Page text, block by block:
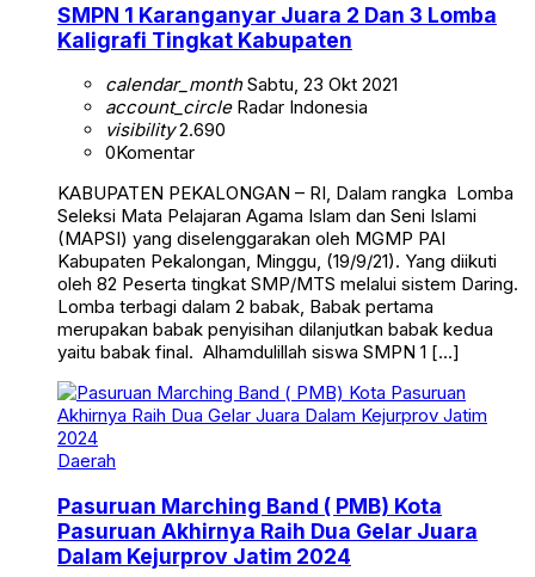
SMPN 1 Karanganyar Juara 2 Dan 3 Lomba
Kaligrafi Tingkat Kabupaten
calendar_monthSabtu, 23 Okt 2021
account_circleRadar Indonesia
visibility2.690
0Komentar
KABUPATEN PEKALONGAN – RI, Dalam rangka Lomba
Seleksi Mata Pelajaran Agama Islam dan Seni Islami
(MAPSI) yang diselenggarakan oleh MGMP PAI
Kabupaten Pekalongan, Minggu, (19/9/21). Yang diikuti
oleh 82 Peserta tingkat SMP/MTS melalui sistem Daring.
Lomba terbagi dalam 2 babak, Babak pertama
merupakan babak penyisihan dilanjutkan babak kedua
yaitu babak final. Alhamdulillah siswa SMPN 1 […]
Daerah
Pasuruan Marching Band ( PMB) Kota
Pasuruan Akhirnya Raih Dua Gelar Juara
Dalam Kejurprov Jatim 2024